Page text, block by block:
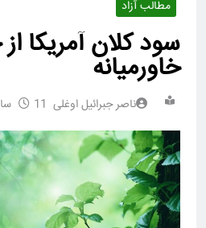
مطالب آزاد
سود کلان آمریکا
خاورمیانه
ناصر جبرائیل اوغلی 11 سال Ago